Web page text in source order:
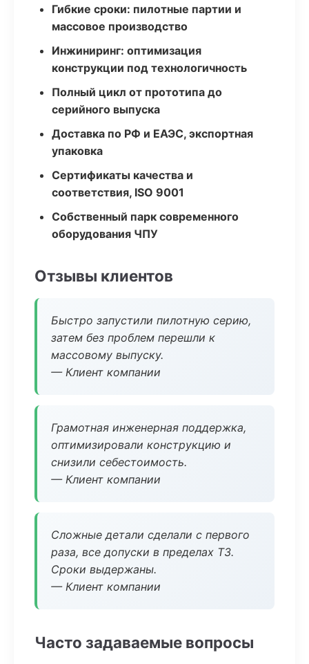
Гибкие сроки: пилотные партии и
массовое производство
Инжиниринг: оптимизация
конструкции под технологичность
Полный цикл от прототипа до
серийного выпуска
Доставка по РФ и ЕАЭС, экспортная
упаковка
Сертификаты качества и
соответствия, ISO 9001
Собственный парк современного
оборудования ЧПУ
Отзывы клиентов
Быстро запустили пилотную серию,
затем без проблем перешли к
массовому выпуску.
— Клиент компании
Грамотная инженерная поддержка,
оптимизировали конструкцию и
снизили себестоимость.
— Клиент компании
Сложные детали сделали с первого
раза, все допуски в пределах ТЗ.
Сроки выдержаны.
— Клиент компании
Часто задаваемые вопросы